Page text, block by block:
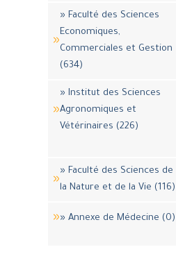
» Faculté des Sciences
Economiques,
Commerciales et Gestion
(634)
» Institut des Sciences
Agronomiques et
Vétérinaires (226)
» Faculté des Sciences de
la Nature et de la Vie (116)
» Annexe de Médecine (0)